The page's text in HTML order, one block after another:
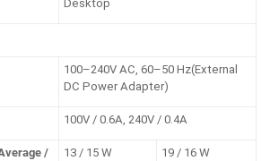
Desktop
100–240V AC, 60–50 Hz(External
DC Power Adapter)
100V / 0.6A, 240V / 0.4A
/
13 / 15 W 19 / 16 W